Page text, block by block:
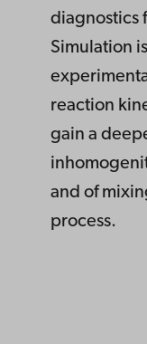
diagnostics
Simulation
reaction
gain a
and of
process.